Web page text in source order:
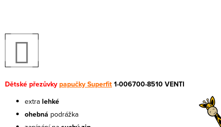
Dětské přezůvkypapučky Superfit1-006700-8510 VENTI
extra lehké
ohebná podrážka